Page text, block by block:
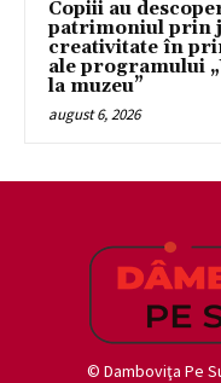
Copiii au
patrimoniul prin
creativitate în
ale programului
la muzeu”
august 6, 2026
© Damboviţa Pe